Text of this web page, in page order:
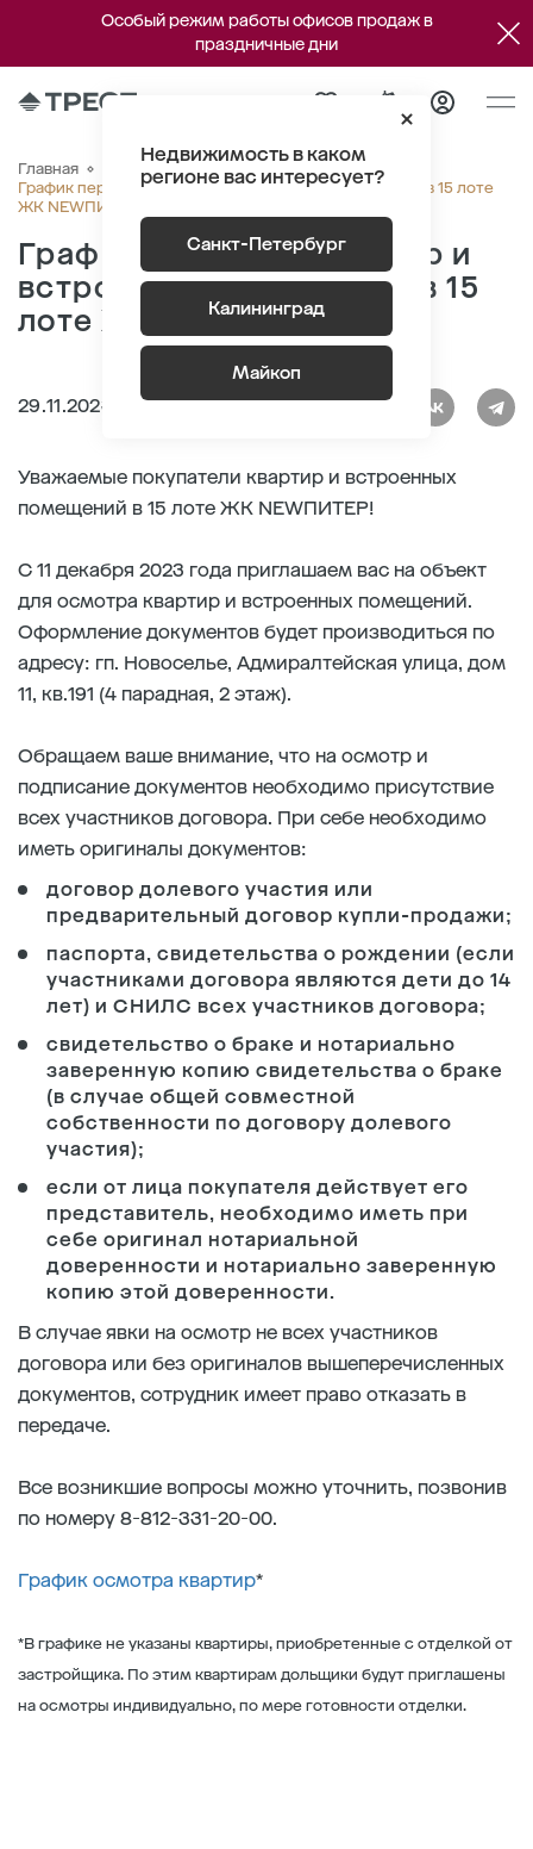
Особый режим работы офисов продаж в
праздничные дни
Недвижимость в каком
регионе вас интересует?
Санкт-Петербург
Калининград
Майкоп
Главная О компании
График передачи квартир и встроенных помещений в 15 лоте
ЖК NEWПИТЕР
График передачи квартир и
встроенных помещений в 15
лоте ЖК NEWПИТЕР
29.11.2023
Уважаемые покупатели квартир и встроенных
помещений в 15 лоте ЖК NEWПИТЕР!
С 11 декабря 2023 года приглашаем вас на объект
для осмотра квартир и встроенных помещений.
Оформление документов будет производиться по
адресу: гп. Новоселье, Адмиралтейская улица, дом
11, кв.191 (4 парадная, 2 этаж).
Обращаем ваше внимание, что на осмотр и
подписание документов необходимо присутствие
всех участников договора. При себе необходимо
иметь оригиналы документов:
договор долевого участия или
предварительный договор купли-продажи;
паспорта, свидетельства о рождении (если
участниками договора являются дети до 14
лет) и СНИЛС всех участников договора;
свидетельство о браке и нотариально
заверенную копию свидетельства о браке
(в случае общей совместной
собственности по договору долевого
участия);
если от лица покупателя действует его
представитель, необходимо иметь при
себе оригинал нотариальной
доверенности и нотариально заверенную
копию этой доверенности.
В случае явки на осмотр не всех участников
договора или без оригиналов вышеперечисленных
документов, сотрудник имеет право отказать в
передаче.
Все возникшие вопросы можно уточнить, позвонив
по номеру 8-812-331-20-00.
График осмотра квартир*
*В графике не указаны квартиры, приобретенные с отделкой от
застройщика. По этим квартирам дольщики будут приглашены
на осмотры индивидуально, по мере готовности отделки.